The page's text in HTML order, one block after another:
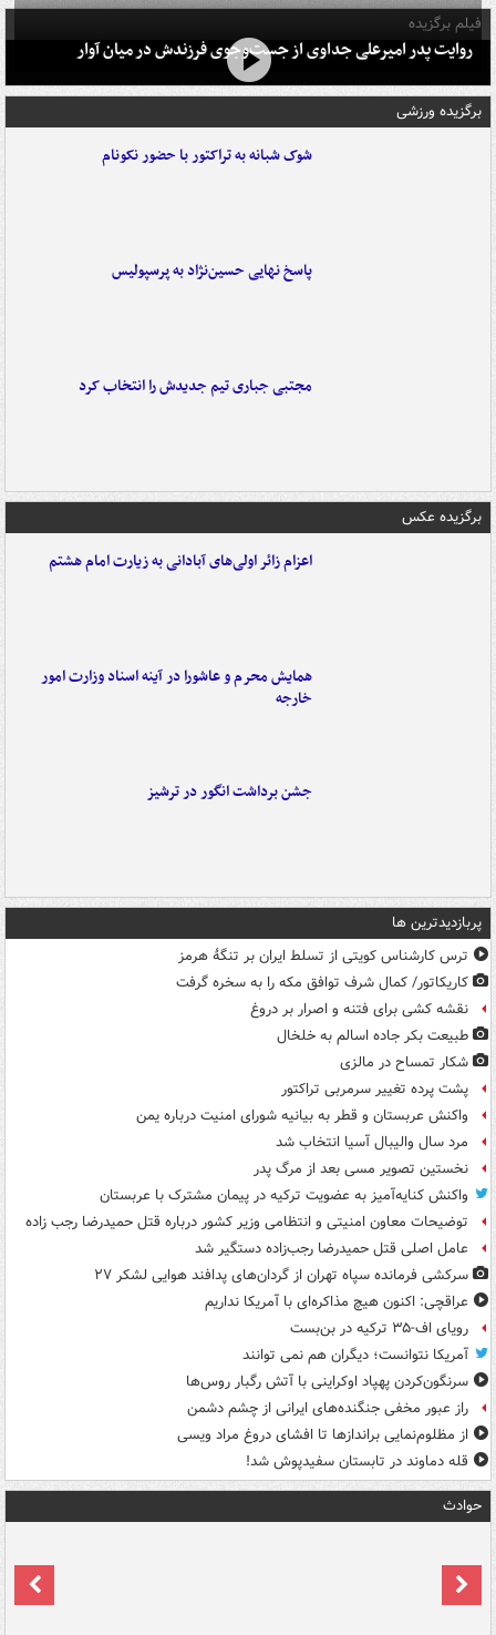
فیلم برگزیده
روایت پدر امیرعلی جداوی از جست‌وجوی فرزندش در میان آوار
برگزیده ورزشی
شوک شبانه به تراکتور با حضور نکونام
پاسخ نهایی حسین‌نژاد به پرسپولیس
مجتبی جباری تیم جدیدش را انتخاب کرد
برگزیده عکس
اعزام زائر اولی‌های آبادانی به زیارت امام هشتم
همایش محرم و عاشورا در آینه اسناد وزارت امور
خارجه
جشن برداشت انگور در ترشیز
پربازدیدترین ها
ترس کارشناس کویتی از تسلط ایران بر تنگۀ هرمز
کاریکاتور/ کمال شرف توافق مکه را به سخره گرفت
نقشه کشی برای فتنه و اصرار بر دروغ
طبیعت بکر جاده اسالم به خلخال
شکار تمساح در مالزی
پشت پرده تغییر سرمربی تراکتور
واکنش عربستان و قطر به بیانیه شورای امنیت درباره یمن
مرد سال والیبال آسیا انتخاب شد
نخستین تصویر مسی بعد از مرگ پدر
واکنش کنایه‌آمیز به عضویت ترکیه در پیمان مشترک با عربستان
توضیحات معاون امنیتی و انتظامی وزیر کشور درباره قتل حمیدرضا رجب زاده
عامل اصلی قتل حمیدرضا رجب‌زاده دستگیر شد
سرکشی فرمانده سپاه تهران از گردان‌های پدافند هوایی لشکر ۲۷
عراقچی: اکنون هیچ مذاکره‌ای با آمریکا نداریم
رویای اف-۳۵ ترکیه در بن‌بست
آمریکا نتوانست؛ دیگران هم نمی توانند
سرنگون‌کردن پهپاد اوکراینی با آتش رگبار روس‌ها
راز عبور مخفی جنگنده‌های ایرانی از چشم دشمن
از مظلوم‌نمایی براندازها تا افشای دروغ مراد ویسی
قله دماوند در تابستان سفیدپوش شد!
حوادث